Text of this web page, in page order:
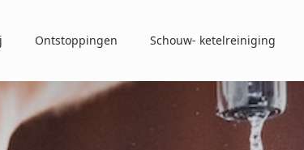
Ontstoppingen Schouw- ketelreiniging